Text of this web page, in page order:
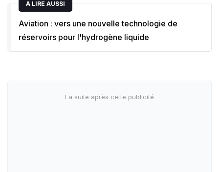
A LIRE AUSSI
Aviation : vers une nouvelle technologie de
réservoirs pour l'hydrogène liquide